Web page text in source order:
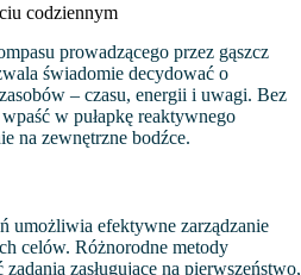
codziennym
prowadzącego przez gąszcz
świadomie decydować o
– czasu, energii i uwagi. Bez
w pułapkę reaktywnego
na zewnętrzne bodźce.
umożliwia efektywne zarządzanie
celów. Różnorodne metody
zasługujące na pierwszeństwo,